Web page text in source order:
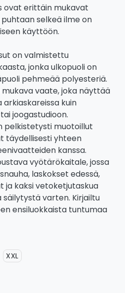
ovat erittäin mukavat
selkeä ilme on
käyttöön.
on valmistettu
jonka ulkopuoli on
pehmeää polyesteriä.
vaate, joka näyttää
arkiaskareissa kuin
joogastudioon.
pelkistetysti muotoillut
täydellisesti yhteen
kanssa.
vyötärökaitale, jossa
laskokset edessä,
ja kaksi vetoketjutaskua
varten. Kirjailtu
ensiluokkaista tuntumaa
XXL